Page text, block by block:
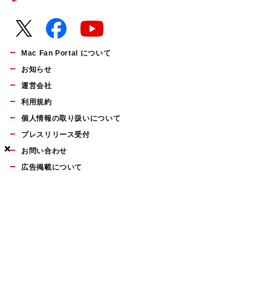
×
×
×
Mac Fan Portal について
お知らせ
運営会社
利用規約
個人情報の取り扱いについて
プレスリリース受付
お問い合わせ
広告掲載について